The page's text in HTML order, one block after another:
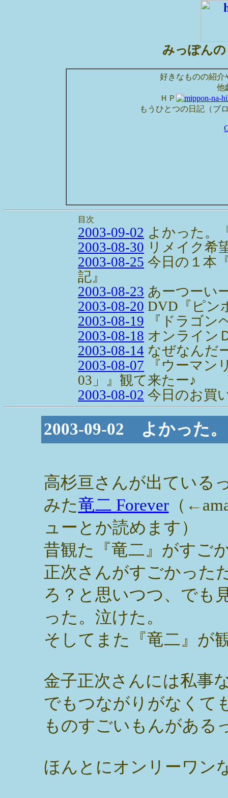
みっぽん
好きなものの紹介
他
ＨＰ
もうひとつの日記（ブ
目次
2003-09-02 よかった。
2003-08-30 リメイク希
2003-08-25 今日の１本
記』
2003-08-23 あーつーい
2003-08-20 DVD『ピン
2003-08-19 『ドラゴン
2003-08-18 オンライン
2003-08-14 なぜなんだ
2003-08-07 『ウーマン
03」』観て来たー♪
2003-08-02 今日のお買
2003-09-02 よかった
高杉亘さんが出ている
みた竜二 Forever（
ューとか読めます）
昔観た『竜二』がすご
正次さんがすごかった
ろ？と思いつつ、でも
った。泣けた。
そしてまた『竜二』が
金子正次さんには私事
でもつながりがなくて
ものすごいもんがある
ほんとにオンリーワン